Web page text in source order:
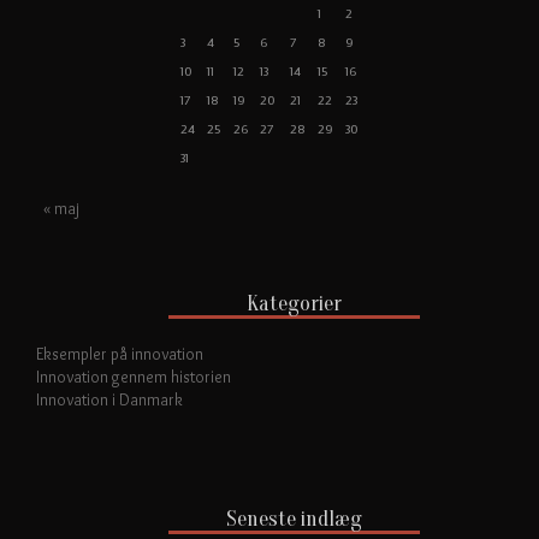
1
2
3
4 5 6 7 8
9
10
11 12 13 14 15
16
17
18 19 20 21 22
23
24
25 26 27 28 29
30
31
« maj
Kategorier
Eksempler på innovation
Innovation gennem historien
Innovation i Danmark
Seneste indlæg